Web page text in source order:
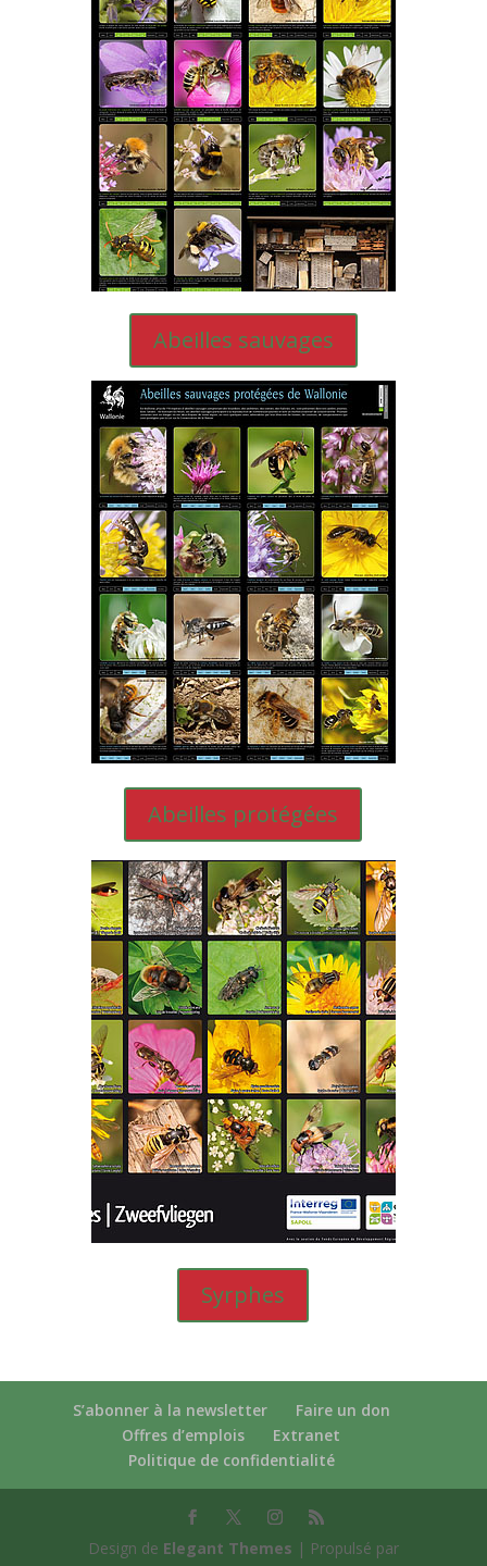
Abeilles sauvages
Abeilles protégées
Syrphes
S’abonner à la newsletter
Faire un don
Offres d’emplois
Extranet
Politique de confidentialité
Design de Elegant Themes | Propulsé par